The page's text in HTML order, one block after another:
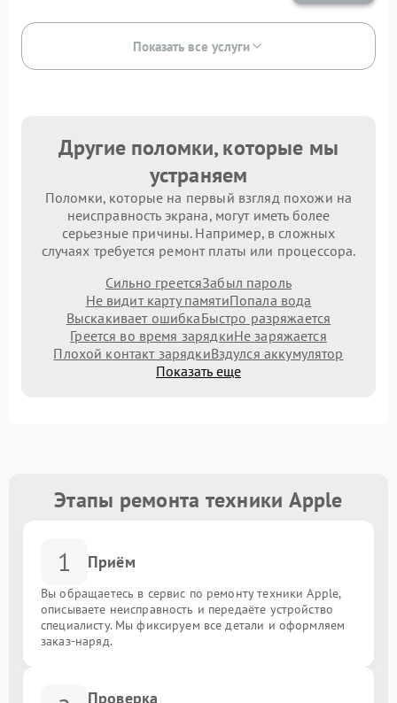
Показать все услуги
Другие поломки, которые мы
устраняем
Поломки, которые на первый взгляд похожи на
неисправность экрана, могут иметь более
серьезные причины. Например, в сложных
случаях требуется ремонт платы или процессора.
Сильно греетсяЗабыл пароль
Не видит карту памятиПопала вода
Выскакивает ошибкаБыстро разряжается
Греется во время зарядкиНе заряжается
Плохой контакт зарядкиВздулся аккумулятор
Показать еще
Этапы ремонта техники Apple
1 Приём
Вы обращаетесь в сервис по ремонту техники Apple,
описываете неисправность и передаёте устройство
специалисту. Мы фиксируем все детали и оформляем
заказ-наряд.
Проверка